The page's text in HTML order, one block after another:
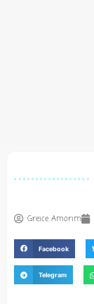
Greice Amorim
Facebook
Telegram